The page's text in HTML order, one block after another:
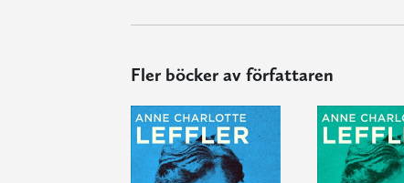
Fler böcker av författaren